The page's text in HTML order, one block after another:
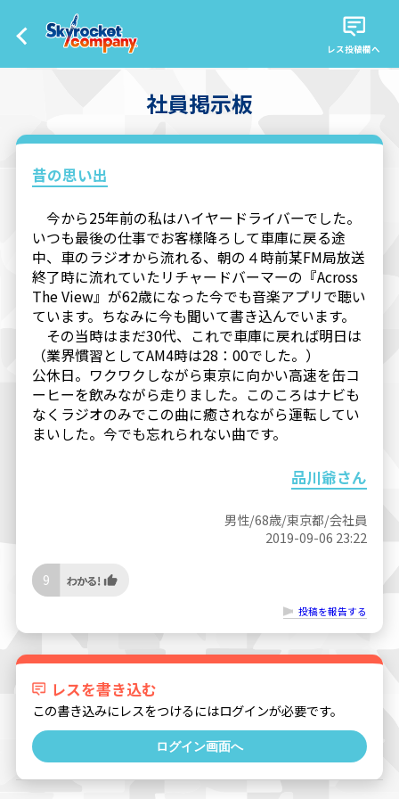
レス投稿欄へ
社員掲示板
昔の思い出
今から25年前の私はハイヤードライバーでした。
いつも最後の仕事でお客様降ろして車庫に戻る途
中、車のラジオから流れる、朝の４時前某FM局放送
終了時に流れていたリチャードバーマーの『Across
The View』が62歳になった今でも音楽アプリで聴い
ています。ちなみに今も聞いて書き込んでいます。
その当時はまだ30代、これで車庫に戻れば明日は
（業界慣習としてAM4時は28：00でした。）
公休日。ワクワクしながら東京に向かい高速を缶コ
ーヒーを飲みながら走りました。このころはナビも
なくラジオのみでこの曲に癒されながら運転してい
まいした。今でも忘れられない曲です。
品川爺さん
男性/68歳/東京都/会社員
2019-09-06 23:22
9
投稿を報告する
レスを書き込む
この書き込みにレスをつけるにはログインが必要です。
ログイン画面へ